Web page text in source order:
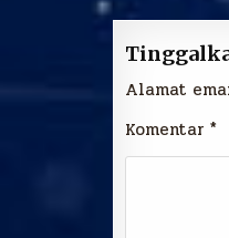
Alamat
Komentar *